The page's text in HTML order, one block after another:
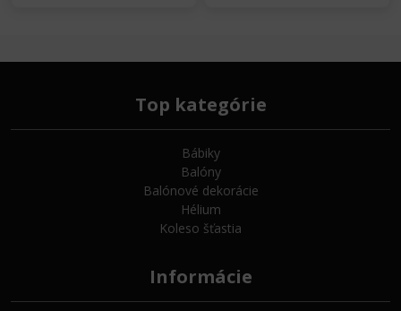
Top kategórie
Bábiky
Balóny
Balónové dekorácie
Hélium
Koleso šťastia
Informácie